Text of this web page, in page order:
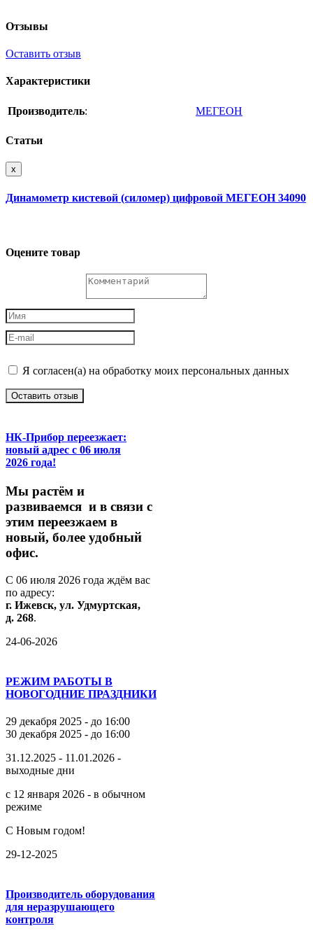
Отзывы
Оставить отзыв
Характеристики
Производитель: МЕГЕОН
Статьи
x
Динамометр кистевой (силомер) цифровой МЕГЕОН 34090
Оцените товар
Я согласен(а) на обработку моих персональных данных
Оставить отзыв
НК-Прибор переезжает:
новый адрес с 06 июля
2026 года!
Мы растём и
развиваемся и в связи с
этим переезжаем в
новый, более удобный
офис.
С 06 июля 2026 года ждём вас
по адресу:
г. Ижевск, ул. Удмуртская,
д. 268.
24-06-2026
РЕЖИМ РАБОТЫ В
НОВОГОДНИЕ ПРАЗДНИКИ
29 декабря 2025 - до 16:00
30 декабря 2025 - до 16:00
31.12.2025 - 11.01.2026 -
выходные дни
с 12 января 2026 - в обычном
режиме
С Новым годом!
29-12-2025
Производитель оборудования
для неразрушающего
контроля